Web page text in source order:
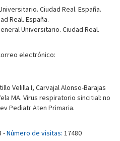
Ciudad Real. España.
Real. España.
Universitario. Ciudad Real.
electrónico:
Velilla I, Carvajal Alonso-Barajas
MA. Virus respiratorio sincitial: no
Pediatr Aten Primaria.
-Número de visitas: 17480